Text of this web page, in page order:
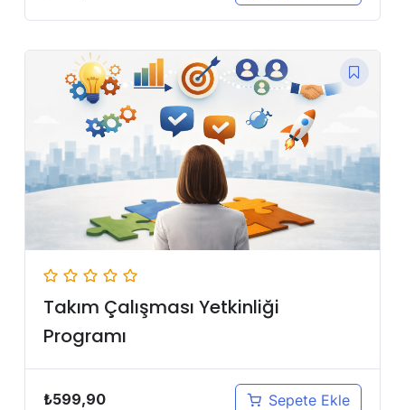
Takım Çalışması Yetkinliği
Programı
₺599,90 Sepete Ekle